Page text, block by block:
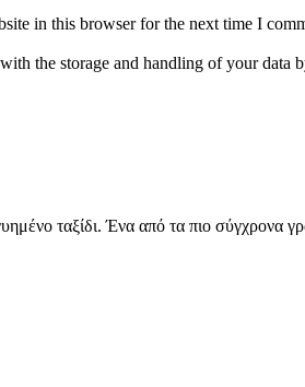
in this browser for the next time I
the storage and handling of your data
ταξίδι. Ένα από τα πιο σύγχρονα